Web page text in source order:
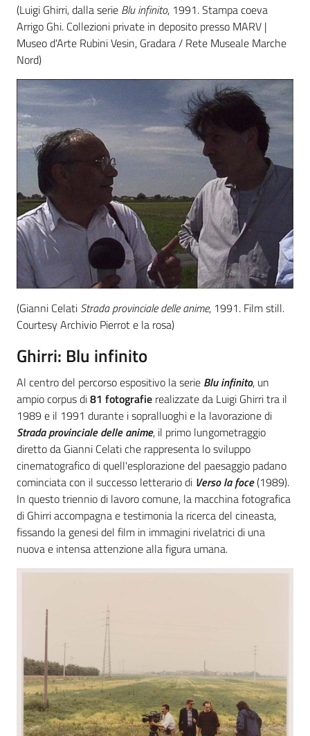
(Luigi Ghirri, dalla serie Blu infinito, 1991. Stampa coeva
Arrigo Ghi. Collezioni private in deposito presso MARV |
Museo d'Arte Rubini Vesin, Gradara / Rete Museale Marche
Nord)
(Gianni Celati Strada provinciale delle anime, 1991. Film still.
Courtesy Archivio Pierrot e la rosa)
Ghirri: Blu infinito
Al centro del percorso espositivo la serie Blu infinito, un
ampio corpus di81 fotografie realizzate da Luigi Ghirri tra il
1989 e il 1991 durante i sopralluoghi e la lavorazione di
Strada provinciale delle anime, il primo lungometraggio
diretto da Gianni Celati che rappresenta lo sviluppo
cinematografico di quell'esplorazione del paesaggio padano
cominciata con il successo letterario di Verso la foce(1989).
In questo triennio di lavoro comune, la macchina fotografica
di Ghirri accompagna e testimonia la ricerca del cineasta,
fissando la genesi del film in immagini rivelatrici di una
nuova e intensa attenzione alla figura umana.